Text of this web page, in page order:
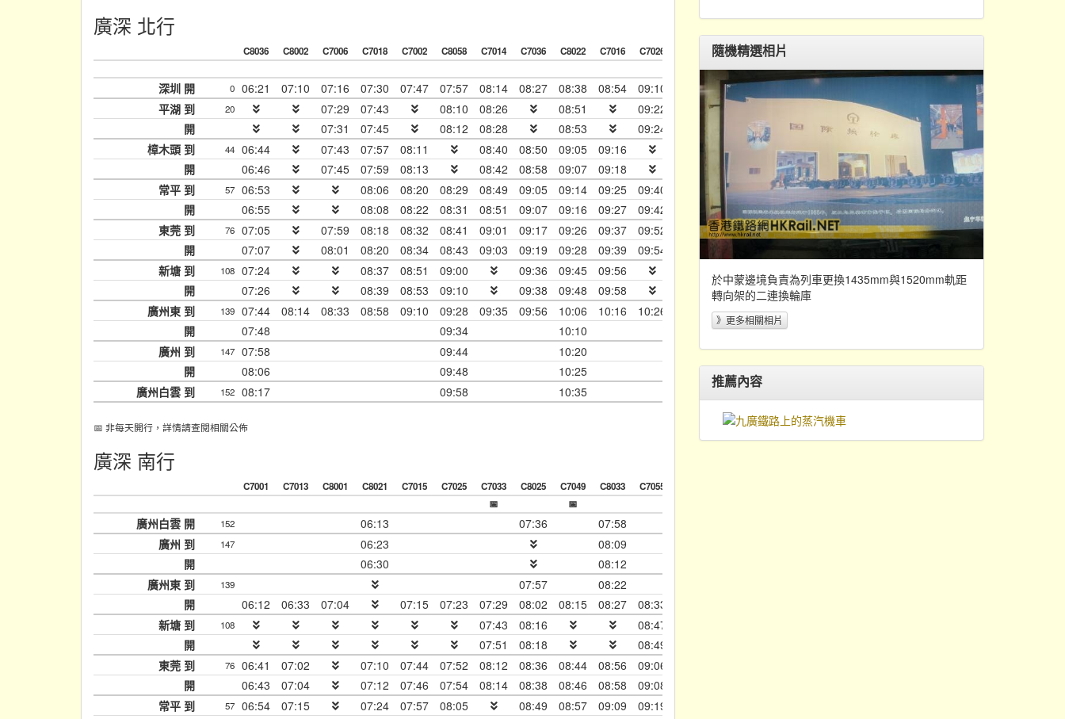
廣深 北行
C8036 C8002 C7006 C7018 C7002 C8058 C7014 C7036 C8022 C7016 C7026 C8026 C7050
📅
深圳 開 0 06:21 07:10 07:16 07:30 07:47 07:57 08:14 08:27 08:38 08:54 09:10 09:21 09:42 09:51 10:00 11:07
平湖 到
20 07:29 07:43 08:10 08:26 08:51 09:22 09:54 10:46 10:53
開
07:31 07:45 08:12 08:28 08:53 09:24 09:36 10:48 10:56
樟木頭 到
44 06:44 07:43 07:57 08:11 08:40 08:50 09:05 09:16 10:14 11:09 11:30
開
06:46 07:45 07:59 08:13 08:42 08:58 09:07 09:18 10:16 11:03 11:11 11:32
常平 到
57 06:53 08:06 08:20 08:29 08:49 09:05 09:14 09:25 09:40 10:12 10:23 10:37 11:10 11:18 11:39
開
06:55 08:08 08:22 08:31 08:51 09:07 09:16 09:27 09:42 09:54 10:14 10:29 10:39 11:12 11:20
東莞 到
76 07:05 07:59 08:18 08:32 08:41 09:01 09:17 09:26 09:37 09:52 10:04 10:24 10:39 10:49 11:22 11:30 11:51
開
07:07 08:01 08:20 08:34 08:43 09:03 09:19 09:28 09:39 09:54 10:26 10:41 10:51 11:24 11:32
新塘 到
108 07:24 08:37 08:51 09:00 09:36 09:45 09:56 10:43 10:58 11:08
開
07:26 08:39 08:53 09:10 09:38 09:48 09:58 10:50 11:00 11:10 12:12
廣州東 到
139 07:44 08:14 08:33 08:58 09:10 09:28 09:35 09:56 10:06 10:16 10:26 11:09 11:20
開
07:48 09:34 10:10 11:14
廣州 到
147 07:58 09:44 10:20 11:24 11:42 12:09
開
08:06 09:48 10:25 11:27
廣州白雲 到
152 08:17 09:58 10:35 11:37
📅 非每天開行，詳情請查閱相關公佈
廣深 南行
C7001 C7013 C8001 C8021 C7015 C7025 C7033 C8025 C7049 C8033 C7055
📅
📅
廣州白雲 開 152 06:13 07:36 07:58
廣州 到
147 06:23 08:09
開
06:30 08:12
廣州東 到
139 07:57 08:22
開
06:12 06:33 07:04 07:15 07:23 07:29 08:02 08:15 08:27 08:33
新塘 到
108 07:43 08:16 08:47
開
07:51 08:18 08:49
東莞 到
76 06:41 07:02 07:10 07:44 07:52 08:12 08:36 08:44 08:56 09:06
開
06:43 07:04 07:12 07:46 07:54 08:14 08:38 08:46 08:58 09:08
常平 到
57 06:54 07:15 07:24 07:57 08:05 08:49 08:57 09:09 09:19
隨機精選相片
於中蒙邊境負責為列車更換1435mm與1520mm軌距
轉向架的二連換輪庫
》更多相關相片
推薦內容